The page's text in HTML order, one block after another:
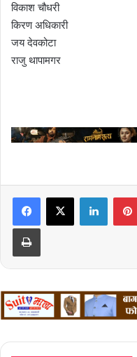
विकाश चौधरी
किरण अधिकारी
जय देवकोटा
राजु थापामगर
Print